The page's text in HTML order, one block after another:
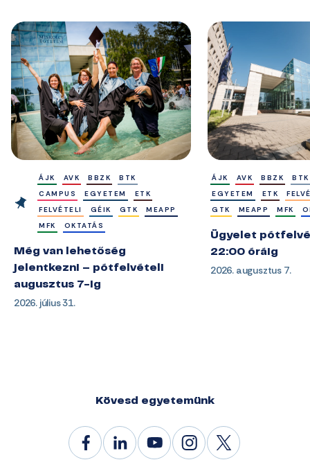
ÁJK AVK BBZK
BTK
CAMPUS
EGYETEM
ETK
FELVÉTELI
GÉIK GTK
MEAPP
MFK
OKTATÁS
Még van lehetőség
jelentkezni – pótfelvételi
augusztus 7-ig
2026. július 31.
ÁJK AVK BBZK
BTK
EGYETEM
ETK
GTK
MEAPP MFK
Ügyelet
22:00 óráig
2026. augusztus 7.
Kövesd egyetemünk